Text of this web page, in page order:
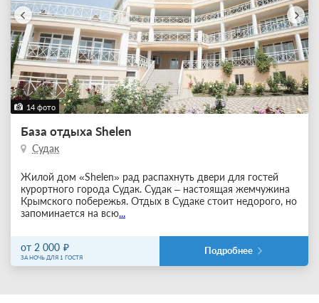
14 фото
База отдыха Shelen
Судак
Жилой дом «Shelen» рад распахнуть двери для гостей
курортного города Судак. Судак – настоящая жемчужина
Крымского побережья. Отдых в Судаке стоит недорого, но
запоминается на всю...
от 2 000
ЗА НОЧЬ ДЛЯ 1 ГОСТЯ
Подробнее